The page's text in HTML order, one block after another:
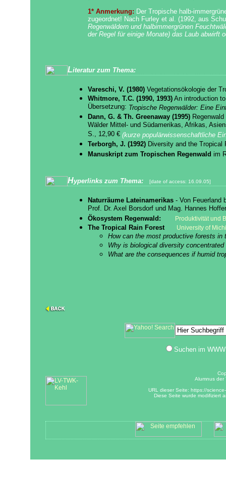
1* Anmerkung: Der Tropische halb-
zugeordnet! Nach Furley et al. (1992, aus
Regenwäldern und halbimmergrünen
der Regel für einige Monate) das Laub abwirft
Literatur zum Thema:
Vareschi, V. (1980) Vegetationsökologie der
Whitmore, T.C. (1990, 1993) An introduction
Übersetzung: Tropische Regenwälder: Eine
Dann, G. & Th. Greenaway (1995)
Wälder Mittel- und Südamerikas, Afrikas,
S., 12,90 € (kurze populärwissenschaftliche
Terborgh, J. (1992) Diversity and the Tropical
Manuskript zum Tropischen Regenwald im
Hyperlinks zum Thema: [date of access: 16.09.05]
Naturräume Lateinamerikas - Von Feuerland
Prof. Dr. Axel Borsdorf und Mag. Hannes
Ökosystem Regenwald: Produktivität und
The Tropical Rain Forest University of
How can the most productive forests
Why is biological diversity
What are the consequences if humid
Suchen im WWW
Alumnus der
URL dieser Seite: https://
Diese Seite wurde modifiziert